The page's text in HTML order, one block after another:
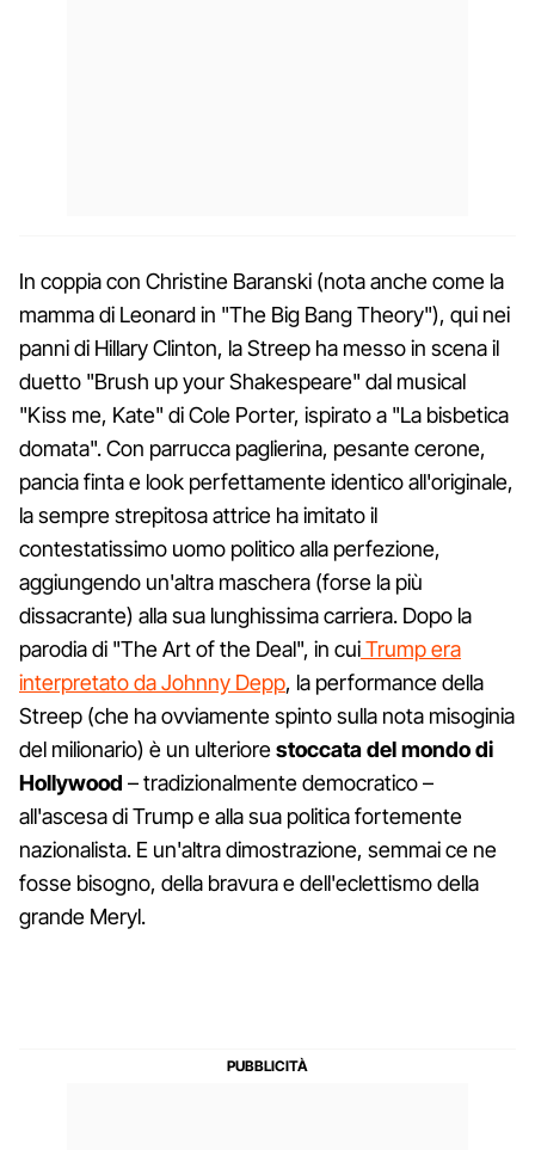
In coppia con Christine Baranski (nota anche come la
mamma di Leonard in "The Big Bang Theory"), qui nei
panni di Hillary Clinton, la Streep ha messo in scena il
duetto "Brush up your Shakespeare" dal musical
"Kiss me, Kate" di Cole Porter, ispirato a "La bisbetica
domata". Con parrucca paglierina, pesante cerone,
pancia finta e look perfettamente identico all'originale,
la sempre strepitosa attrice ha imitato il
contestatissimo uomo politico alla perfezione,
aggiungendo un'altra maschera (forse la più
dissacrante) alla sua lunghissima carriera. Dopo la
parodia di "The Art of the Deal", in cuiTrump era
interpretato da Johnny Depp, la performance della
Streep (che ha ovviamente spinto sulla nota misoginia
del milionario) è un ulteriorestoccata del mondo di
Hollywood – tradizionalmente democratico –
all'ascesa di Trump e alla sua politica fortemente
nazionalista. E un'altra dimostrazione, semmai ce ne
fosse bisogno, della bravura e dell'eclettismo della
grande Meryl.